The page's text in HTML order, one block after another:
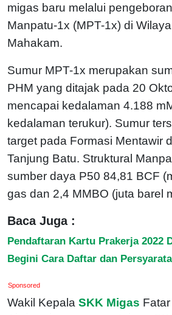
migas baru melalui
Manpatu-1x (MPT-1x) di
Mahakam.
Sumur MPT-1x merupakan
PHM yang ditajak pada 20
mencapai kedalaman 4.188
kedalaman terukur). Sumur
target pada Formasi Mentawir
Tanjung Batu. Struktural
sumber daya P50 84,81 BCF
gas dan 2,4 MMBO (juta barel
Baca Juga :
Pendaftaran Kartu Prakerja 2022
Begini Cara Daftar dan
Sponsored
Wakil Kepala SKK Migas